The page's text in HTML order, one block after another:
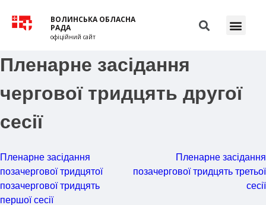
ВОЛИНСЬКА ОБЛАСНА
РАДА
офіційний сайт
Пленарне засідання
чергової тридцять другої
сесії
Пленарне засідання
позачергової тридцятої
позачергової тридцять
першої сесії
Пленарне засідання
позачергової тридцять третьої
сесії